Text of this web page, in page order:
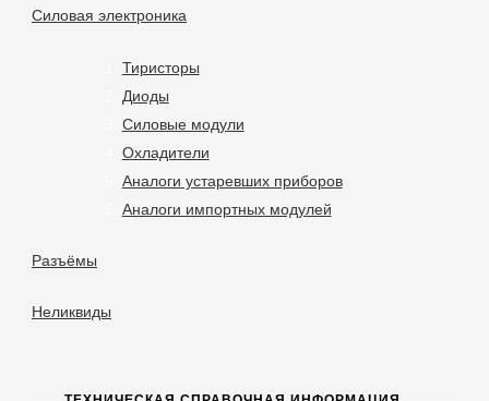
Силовая электроника
Тиристоры
Диоды
Силовые модули
Охладители
Аналоги устаревших приборов
Аналоги импортных модулей
Разъёмы
Неликвиды